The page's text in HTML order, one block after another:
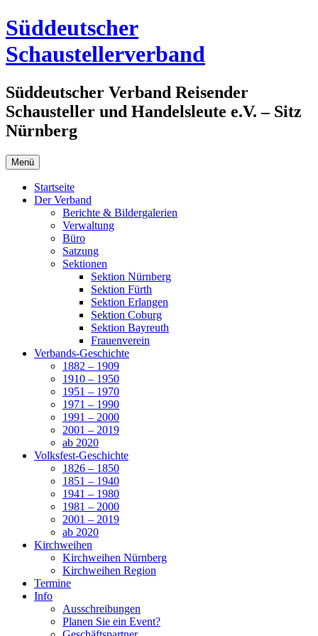
Zum
Inhalt
springen
Süddeutscher
Schaustellerverband
Süddeutscher Verband Reisender
Schausteller und Handelsleute e.V. – Sitz
Nürnberg
Menü
Startseite
Der Verband
Berichte & Bildergalerien
Verwaltung
Büro
Satzung
Sektionen
Sektion Nürnberg
Sektion Fürth
Sektion Erlangen
Sektion Coburg
Sektion Bayreuth
Frauenverein
Verbands-Geschichte
1882 – 1909
1910 – 1950
1951 – 1970
1971 – 1990
1991 – 2000
2001 – 2019
ab 2020
Volksfest-Geschichte
1826 – 1850
1851 – 1940
1941 – 1980
1981 – 2000
2001 – 2019
ab 2020
Kirchweihen
Kirchweihen Nürnberg
Kirchweihen Region
Termine
Info
Ausschreibungen
Planen Sie ein Event?